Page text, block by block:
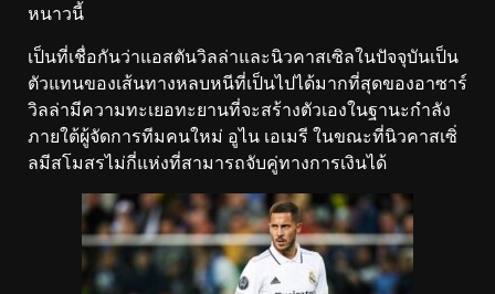
หนาวนี้
เป็นที่เชื่อกันว่าแอสตันวิลล่าและนิวคาสเซิลในปัจจุบันเป็น
ตัวแทนของเส้นทางหลบหนีที่เป็นไปได้มากที่สุดของอาซาร์
วิลล่ามีความทะเยอทะยานที่จะสร้างตัวเองในฐานะกำลัง
ภายใต้ผู้จัดการทีมคนใหม่ อูไน เอเมรี ในขณะที่นิวคาสเซิ่
ลมีสโมสรไม่กี่แห่งที่สามารถจับคู่ทางการเงินได้